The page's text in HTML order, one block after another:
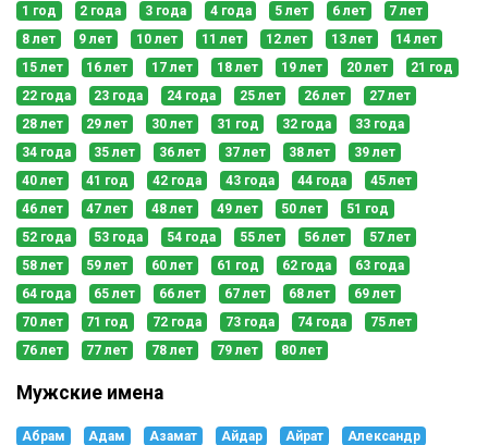
1 год 2 года 3 года 4 года 5 лет 6 лет
7 лет
8 лет
9 лет 10 лет 11 лет 12 лет 13 лет
14 лет
15 лет
16 лет 17 лет 18 лет 19 лет 20 лет
21 год
22 года
23 года 24 года 25 лет 26 лет
27 лет
28 лет
29 лет 30 лет 31 год 32 года
33 года
34 года
35 лет 36 лет 37 лет 38 лет
39 лет
40 лет
41 год 42 года 43 года 44 года
45 лет
46 лет
47 лет 48 лет 49 лет 50 лет
51 год
52 года
53 года 54 года 55 лет 56 лет
57 лет
58 лет
59 лет 60 лет 61 год 62 года
63 года
64 года
65 лет 66 лет 67 лет 68 лет
69 лет
70 лет
71 год 72 года 73 года 74 года
75 лет
76 лет
77 лет 78 лет 79 лет 80 лет
Мужские имена
Абрам Адам Азамат Айдар Айрат
Александр